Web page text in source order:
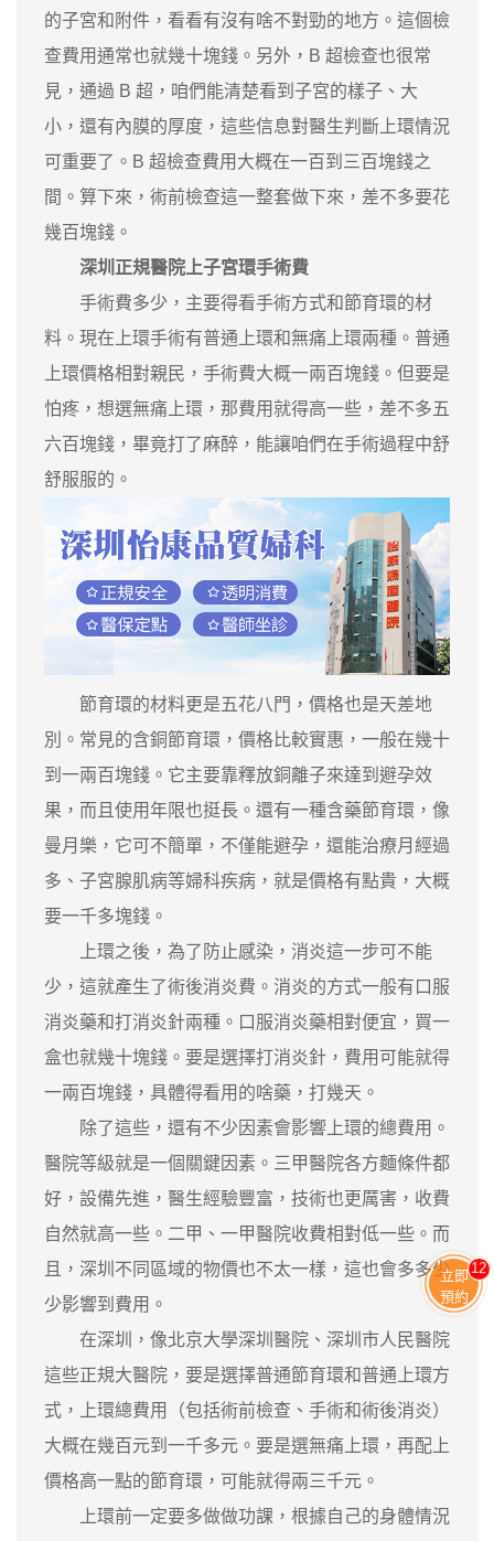
的子宮和附件，看看有沒有啥不對勁的地方。這個檢
查費用通常也就幾十塊錢。另外，B 超檢查也很常
見，通過 B 超，咱們能清楚看到子宮的樣子、大
小，還有內膜的厚度，這些信息對醫生判斷上環情況
可重要了。B 超檢查費用大概在一百到三百塊錢之
間。算下來，術前檢查這一整套做下來，差不多要花
幾百塊錢。
深圳正規醫院上子宮環手術費
手術費多少，主要得看手術方式和節育環的材
料。現在上環手術有普通上環和無痛上環兩種。普通
上環價格相對親民，手術費大概一兩百塊錢。但要是
怕疼，想選無痛上環，那費用就得高一些，差不多五
六百塊錢，畢竟打了麻醉，能讓咱們在手術過程中舒
舒服服的。
節育環的材料更是五花八門，價格也是天差地
別。常見的含銅節育環，價格比較實惠，一般在幾十
到一兩百塊錢。它主要靠釋放銅離子來達到避孕效
果，而且使用年限也挺長。還有一種含藥節育環，像
曼月樂，它可不簡單，不僅能避孕，還能治療月經過
多、子宮腺肌病等婦科疾病，就是價格有點貴，大概
要一千多塊錢。
上環之後，為了防止感染，消炎這一步可不能
少，這就產生了術後消炎費。消炎的方式一般有口服
消炎藥和打消炎針兩種。口服消炎藥相對便宜，買一
盒也就幾十塊錢。要是選擇打消炎針，費用可能就得
一兩百塊錢，具體得看用的啥藥，打幾天。
除了這些，還有不少因素會影響上環的總費用。
醫院等級就是一個關鍵因素。三甲醫院各方麵條件都
好，設備先進，醫生經驗豐富，技術也更厲害，收費
自然就高一些。二甲、一甲醫院收費相對低一些。而
且，深圳不同區域的物價也不太一樣，這也會多多少
少影響到費用。
在深圳，像北京大學深圳醫院、深圳市人民醫院
這些正規大醫院，要是選擇普通節育環和普通上環方
式，上環總費用（包括術前檢查、手術和術後消炎）
大概在幾百元到一千多元。要是選無痛上環，再配上
價格高一點的節育環，可能就得兩三千元。
上環前一定要多做做功課，根據自己的身體情況
立即
預約
11